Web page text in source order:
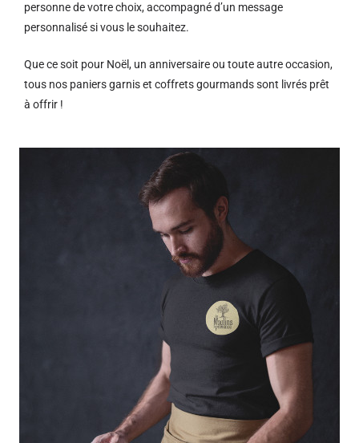
personne de votre choix, accompagné d’un message
personnalisé si vous le souhaitez.
Que ce soit pour Noël, un anniversaire ou toute autre occasion,
tous nos paniers garnis et coffrets gourmands sont livrés prêt
à offrir !